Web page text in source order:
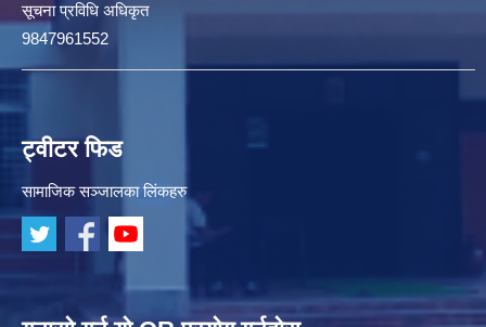
सूचना प्रविधि अधिकृत
9847961552
ट्वीटर फिड
सामाजिक सञ्जालका लिंकहरु